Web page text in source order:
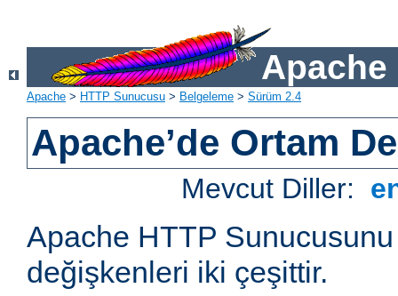
Apache
Apache > HTTP Sunucusu > Belgeleme > Sürüm 2.4
Apache’de Ortam
Mevcut Diller:
Apache HTTP
değişkenleri iki çeşittir.